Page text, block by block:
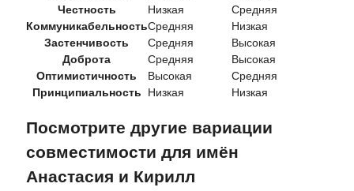
Честность
Низкая
Средняя
КоммуникабельностьСредняя
Низкая
Застенчивость
Средняя
Высокая
Доброта
Средняя
Высокая
Оптимистичность
Высокая
Средняя
Принципиальность
Низкая Низкая
Посмотрите другие вариации
совместимости для имён
Анастасия и Кирилл